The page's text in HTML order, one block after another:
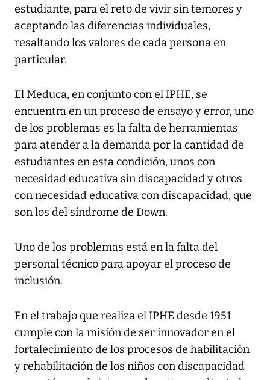
estudiante, para el reto de vivir sin temores y
aceptando las diferencias individuales,
resaltando los valores de cada persona en
particular.
El Meduca, en conjunto con el IPHE, se
encuentra en un proceso de ensayo y error, uno
de los problemas es la falta de herramientas
para atender a la demanda por la cantidad de
estudiantes en esta condición, unos con
necesidad educativa sin discapacidad y otros
con necesidad educativa con discapacidad, que
son los del síndrome de Down.
Uno de los problemas está en la falta del
personal técnico para apoyar el proceso de
inclusión.
En el trabajo que realiza el IPHE desde 1951
cumple con la misión de ser innovador en el
fortalecimiento de los procesos de habilitación
y rehabilitación de los niños con discapacidad